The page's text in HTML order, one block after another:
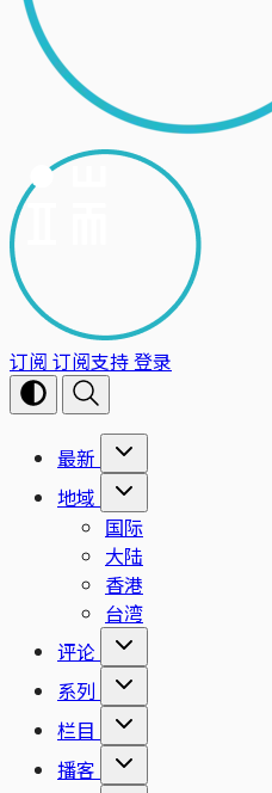
订阅 订阅支持登录
最新
地域
国际
大陆
香港
台湾
评论
系列
栏目
播客